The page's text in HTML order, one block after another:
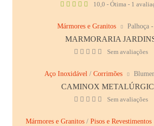
10,0 - Ótima - 1
Mármores e Granitos Palhoça
MARMORARIA
Sem avaliações
Aço Inoxidável / Corrimões
CAMINOX
Sem avaliações
Mármores e Granitos / Pisos e Revestimentos